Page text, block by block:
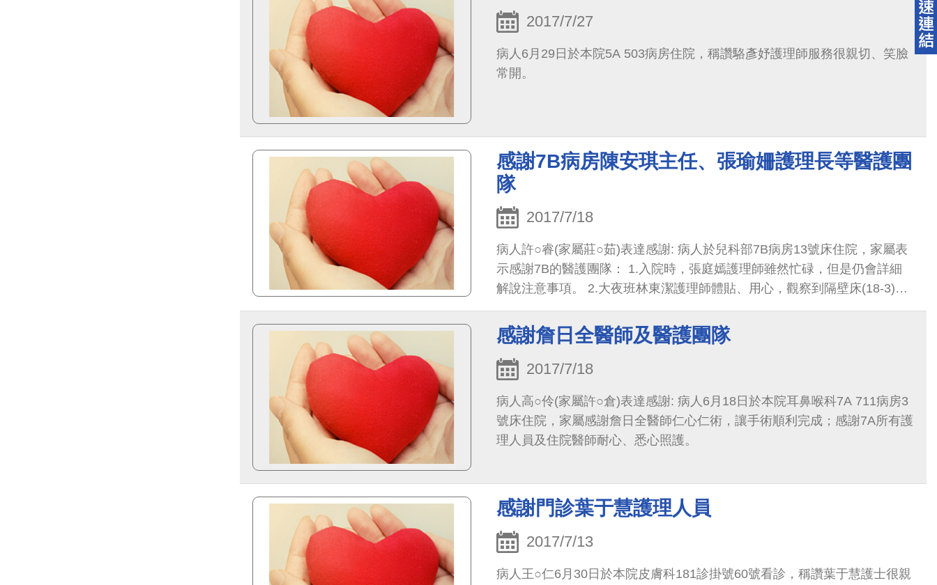
2017/7/27
病人6月29日於本院5A 503病房住院，稱讚駱彥妤護理師服務很親切、笑臉
常開。
感謝7B病房陳安琪主任、張瑜姍護理長等醫護團
隊
2017/7/18
病人許○睿(家屬莊○茹)表達感謝: 病人於兒科部7B病房13號床住院，家屬表
示感謝7B的醫護團隊： 1.入院時，張庭嫣護理師雖然忙碌，但是仍會詳細
解說注意事項。 2.大夜班林東潔護理師體貼、用心，觀察到隔壁床(18-3)的
家屬口氣急、情緒不穩，但林護理師仍詳細解說，給予安撫(很棒！)。 3.王
思涵、張婕、溫亭旖護理師雖然忙碌，但是說話有耐心、笑容滿面。 4.劉佩
芳護理師體貼病童休息，會配合作息，執行治療，且善於溝通。 5.張瑜姍護
理長親切，讓人覺得安心。 6.陳安琪主任用心，對待家屬、病童親切。
感謝詹日全醫師及醫護團隊
2017/7/18
病人高○伶(家屬許○倉)表達感謝: 病人6月18日於本院耳鼻喉科7A 711病房3
號床住院，家屬感謝詹日全醫師仁心仁術，讓手術順利完成；感謝7A所有護
理人員及住院醫師耐心、悉心照護。
感謝門診葉于慧護理人員
2017/7/13
病人王○仁6月30日於本院皮膚科181診掛號60號看診，稱讚葉于慧護士很親